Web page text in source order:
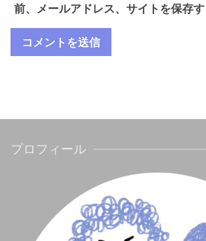
前、メールアドレス、サイトを保存す
プロフィール